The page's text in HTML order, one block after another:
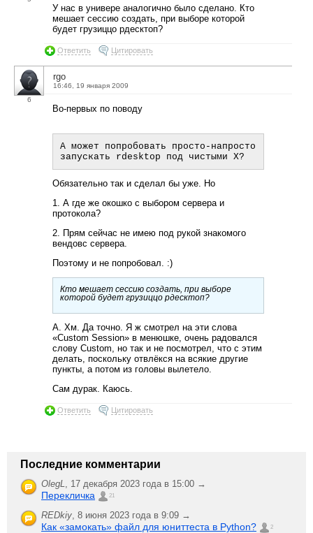
У нас в универе аналогично было сделано. Кто
мешает сессию создать, при выборе которой
будет грузиццо рдесктоп?
Ответить Цитировать
6
rgo
16:46, 19 января 2009
Во-первых по поводу
А может попробовать просто-напросто
Обязательно так и сделал бы уже. Но
1. А где же окошко с выбором сервера и
протокола?
2. Прям сейчас не имею под рукой знакомого
вендовс сервера.
Поэтому и не попробовал. :)
Кто мешает сессию создать, при выборе
которой будет грузиццо рдесктоп?
А. Хм. Да точно. Я ж смотрел на эти слова
«Custom Session» в менюшке, очень радовался
слову Custom, но так и не посмотрел, что с этим
делать, поскольку отвлёкся на всякие другие
пункты, а потом из головы вылетело.
Сам дурак. Каюсь.
Ответить Цитировать
Последние комментарии
OlegL 17 декабря 2023 года в 15:00 →
Перекличка 21
REDkiy 8 июня 2023 года в 9:09 →
Как «замокать» файл для юниттеста в Python? 2